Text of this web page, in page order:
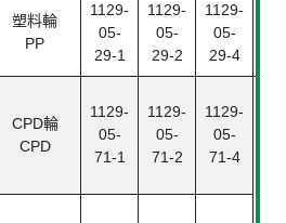
塑料輪
PP
1129-
05-
29-1
1129-
05-
29-2
1129-
05-
29-4
CPD輪
CPD
1129-
05-
71-1
1129-
05-
71-2
1129-
05-
71-4